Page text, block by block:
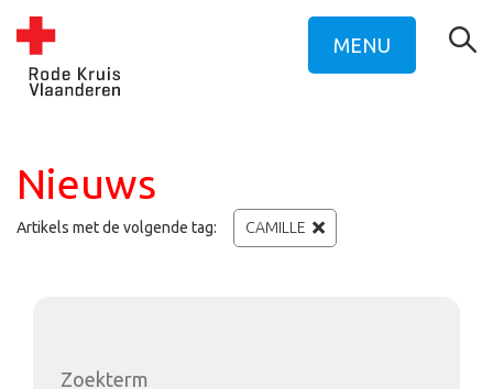
MENU
Nieuws
Artikels met de volgende tag: CAMILLE